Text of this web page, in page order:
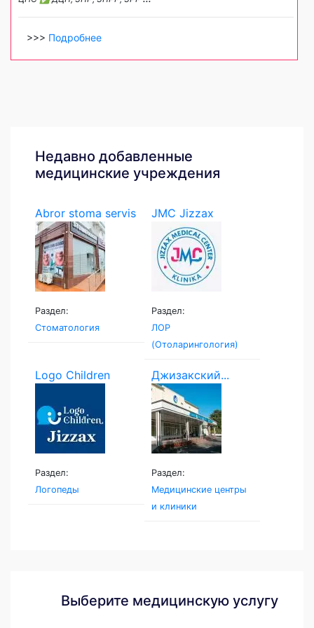
>>> Подробнее
Недавно добавленные
медицинские учреждения
Abror stoma servis
Раздел:
Стоматология
JMC Jizzax
Medical...
Раздел:
ЛОР
(Отоларингология)
Logo Children
Раздел:
Логопеды
Джизакский...
Раздел:
Медицинские центры
и клиники
Выберите медицинскую услугу